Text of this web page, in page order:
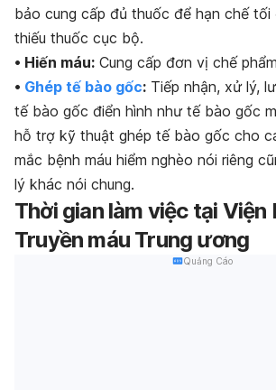
bảo cung cấp đủ thuốc để hạn chế tối
thiếu thuốc cục bộ.
• Hiến máu: Cung cấp đơn vị chế
• Ghép tế bào gốc: Tiếp nhận, xử lý,
tế bào gốc điển hình như tế bào gốc
hỗ trợ kỹ thuật ghép tế bào gốc cho
mắc bệnh máu hiểm nghèo nói riêng
lý khác nói chung.
Thời gian làm việc tại Viện
Truyền máu Trung ương
Quảng Cáo